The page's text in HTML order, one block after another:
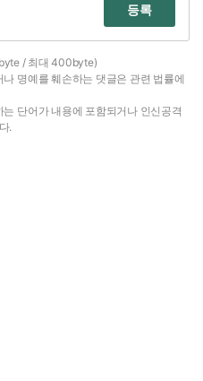
등록
byte / 최대 400byte)
명예를 훼손하는 댓글은 관련 법률에
단어가 내용에 포함되거나 인신공격
.